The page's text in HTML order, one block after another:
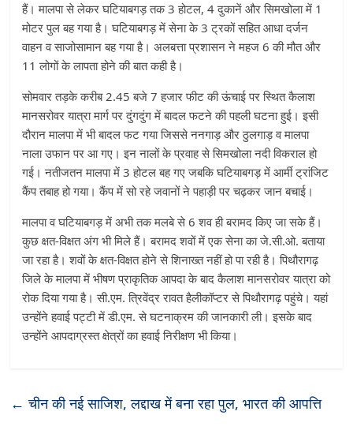
हैं। मालपा से लेकर घटियाबगड़ तक 3 होटल, 4 दुकानें और सिमखोला में 1
मोटर पुल बह गया है। घटियाबगड़ में सेना के 3 ट्रकों सहित आधा दर्जन
वाहन व साजोसामान बह गया है। अलबत्ता प्रशासन ने महज 6 की मौत और
11 लोगों के लापता होने की बात कही है।
सोमवार तड़के करीब 2.45 बजे 7 हजार फीट की ऊंचाई पर स्थित कैलाश
मानसरोवर यात्रा मार्ग पर दुंगदुंग में बादल फटने की पहली घटना हुई। इसी
दौरान मालपा में भी बादल फट गया जिससे ननगाड़ और ठुलगाड़ व मालपा
नाला उफान पर आ गए। इन नालों के प्रवाह से सिमखोला नदी विकराल हो
गई। नतीजतन मालपा में 3 होटल बह गए जबकि घटियाबगड़ में आर्मी ट्रांजिट
कैंप तबाह हो गया। कैंप में सो रहे जवानों ने पहाड़ी पर चढ़कर जान बचाई।
मालपा व घटियाबगड़ में अभी तक मलबे से 6 शव ही बरामद किए जा सके हैं।
कुछ क्षत-विक्षत अंग भी मिले हैं। बरामद शवों में एक सेना का जे.सी.ओ. बताया
जा रहा है। शवों के क्षत-विक्षत होने से शिनाख्त नहीं हो पा रही है। पिथौरागढ़
जिले के मालपा में भीषण प्राकृतिक आपदा के बाद कैलाश मानसरोवर यात्रा को
रोक दिया गया है। सी.एम. त्रिवेंद्र रावत हैलीकॉप्टर से पिथौरागढ़ पहुंचे। यहां
उन्होंने हवाई पट्टी में डी.एम. से घटनाक्रम की जानकारी ली। इसके बाद
उन्होंने आपदाग्रस्त क्षेत्रों का हवाई निरीक्षण भी किया।
← चीन की नई साजिश, लद्दाख में बना रहा पुल, भारत की आपत्ति